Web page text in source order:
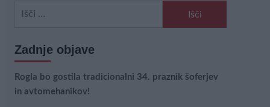
Zadnje objave
Rogla bo gostila tradicionalni 34. praznik šoferjev
in avtomehanikov!